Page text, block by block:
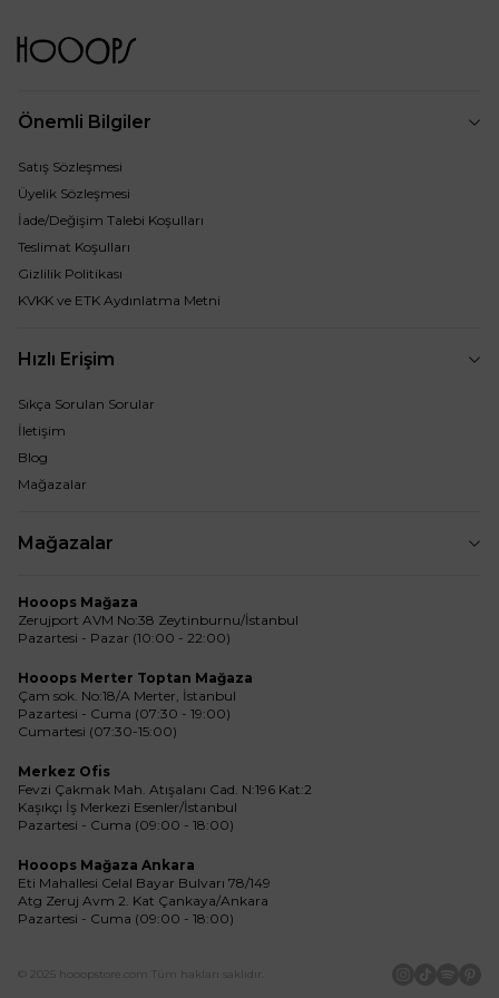
Önemli Bilgiler
Satış Sözleşmesi
Üyelik Sözleşmesi
İade/Değişim Talebi Koşulları
Teslimat Koşulları
Gizlilik Politikası
KVKK ve ETK Aydınlatma Metni
Hızlı Erişim
Sıkça Sorulan Sorular
İletişim
Blog
Mağazalar
Mağazalar
Hooops Mağaza
Zerujport AVM No:38 Zeytinburnu/İstanbul
Pazartesi - Pazar (10:00 - 22:00)
Hooops Merter Toptan Mağaza
Çam sok. No:18/A Merter, İstanbul
Pazartesi - Cuma (07:30 - 19:00)
Cumartesi (07:30-15:00)
Merkez Ofis
Fevzi Çakmak Mah. Atışalanı Cad. N:196 Kat:2
Kaşıkçı İş Merkezi Esenler/İstanbul
Pazartesi - Cuma (09:00 - 18:00)
Hooops Mağaza Ankara
Eti Mahallesi Celal Bayar Bulvarı 78/149
Atg Zeruj Avm 2. Kat Çankaya/Ankara
Pazartesi - Cuma (09:00 - 18:00)
© 2025 hooopstore.com Tüm hakları saklıdır.